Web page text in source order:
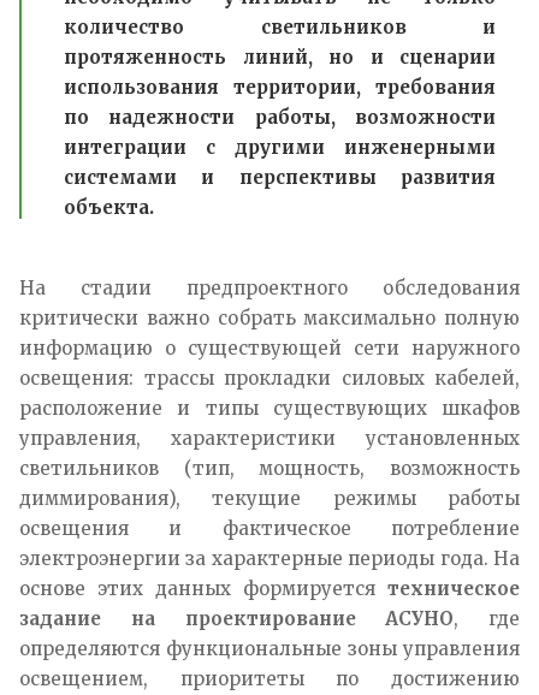
количество светильников и
протяженность линий, но и сценарии
использования территории, требования
по надежности работы, возможности
интеграции с другими инженерными
системами и перспективы развития
объекта.
На стадии предпроектного обследования
критически важно собрать максимально полную
информацию о существующей сети наружного
освещения: трассы прокладки силовых кабелей,
расположение и типы существующих шкафов
управления, характеристики установленных
светильников (тип, мощность, возможность
диммирования), текущие режимы работы
освещения и фактическое потребление
электроэнергии за характерные периоды года. На
основе этих данных формируется техническое
задание на проектирование АСУНО, где
определяются функциональные зоны управления
освещением, приоритеты по достижению